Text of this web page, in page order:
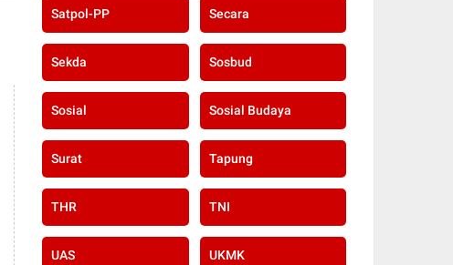
Satpol-PP Secara
Sekda Sosbud
Sosial Sosial Budaya
Surat Tapung
THR TNI
UAS UKMK